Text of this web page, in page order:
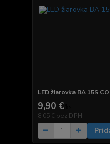
LED žiarovka BA 15S
9,90 €
8,05 € bez DPH